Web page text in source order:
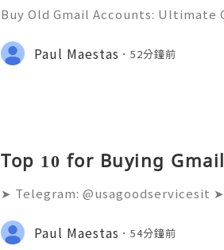
Buy Old Gmail Accounts: Ultimate
hatsApp: +1(352)270-0568 ➤
l.co Meta Description: Looking
Paul Maestas 52分鐘前
Top 10 for Buying
➤ Telegram: @usagoodservicesit
lters analyze the age and
accounts. Fresh accounts sen
Paul Maestas 54分鐘前